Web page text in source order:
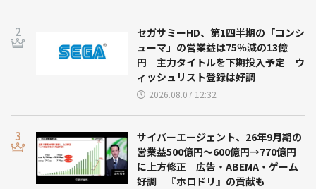
セガサミーHD、第1四半期の「コンシ
ューマ」の営業益は75％減の13億
円 主力タイトルを下期投入予定 ウ
ィッシュリスト登録は好調
2026.08.07 12:32
サイバーエージェント、26年9月期の
営業益500億円～600億円→770億円
に上方修正 広告・ABEMA・ゲーム
好調 『ホロドリ』の貢献も